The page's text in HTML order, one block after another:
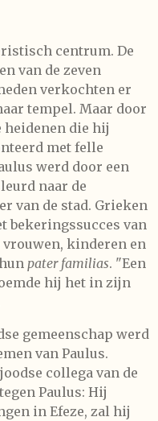
centrum. De
van de zeven
verkochten er
tempel. Maar door
heidenen die hij
met felle
werd door een
naar de
van de stad. Grieken
bekeringssucces van
kinderen en
pater familias. "Een
hij het in zijn
gemeenschap werd
van Paulus.
collega van de
Paulus: Hij
in Efeze, zal hij